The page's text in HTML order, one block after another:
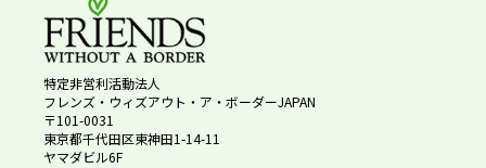
特定非営利活動法人
フレンズ・ウィズアウト・ア・ボーダーJAPAN
〒101-0031
東京都千代田区東神田1-14-11
ヤマダビル6F